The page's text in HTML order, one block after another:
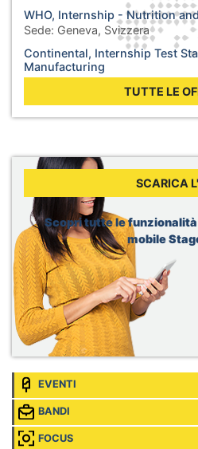
WHO, Internship - Nutrition
Sede: Geneva, Svizzera
Continental, Internship Test
Manufacturing
Sede: Hannover, Germania
Unesco, Internship Division of
Services
Forvis Mazars, Internship in
Sede: Mont-Saint-Guibert,
Safran, Stage Talent
Sede:
Malakoff, Francia
Deliveroo, Marketing
Sede: Brussels, Belgio
TUTTE LE
SCARICA
Scopri tutte le
mobile
EVENTI
BANDI
FOCUS